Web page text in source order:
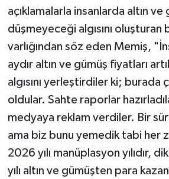
açıklamalarla insanlarda altın ve
düşmeyeceği algısını oluşturan
varlığından söz eden Memiş,
aydır altın ve gümüş fiyatları
algısını yerleştirdiler ki; burada
oldular. Sahte raporlar
medyaya reklam verdiler. Bir
ama biz bunu yemedik tabi her
2026 yılı manüplasyon yılıdır,
yılı altın ve gümüşten para